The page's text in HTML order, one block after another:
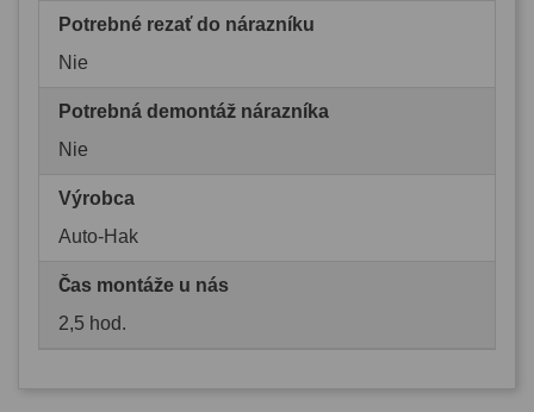
Potrebné rezať do nárazníku
Nie
Potrebná demontáž nárazníka
Nie
Výrobca
Auto-Hak
Čas montáže u nás
2,5 hod.